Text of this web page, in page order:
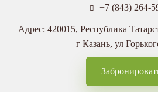
 +7 (843) 264-
Адрес: 420015, Республика
г Казань, ул